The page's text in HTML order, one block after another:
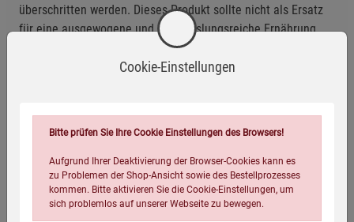
überschritten werden. Dieses Produkt sollte nicht als Ersatz
für eine ausgewogene und abwechslungsreiche Ernährung
und eine gesunde Lebensweise dienen.
Mindestens haltbar bis: siehe Aufdruck
Eigenschaften
EAN:
4054239000429
Cookie-Einstellungen
Bitte prüfen Sie Ihre Cookie Einstellungen des Browsers!
Aufgrund Ihrer Deaktivierung der Browser-Cookies kann es
zu Problemen der Shop-Ansicht sowie des Bestellprozesses
kommen. Bitte aktivieren Sie die Cookie-Einstellungen, um
sich problemlos auf unserer Webseite zu bewegen.